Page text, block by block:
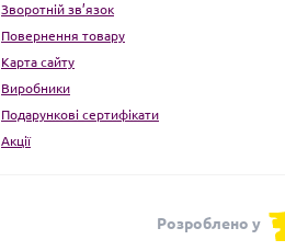
Зворотній зв’язок
Повернення товару
Карта сайту
Виробники
Подарункові сертифікати
Акції
Розроблено у